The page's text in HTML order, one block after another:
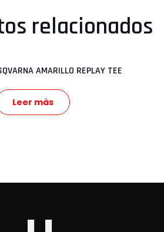
relacionados
AMARILLO REPLAY TEE
Leer más